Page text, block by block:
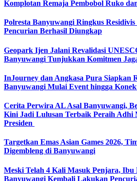
Komplotan Remaja Pembobol Ruko
Polresta Banyuwangi Ringkus
Pencurian Berhasil Diungkap
Geopark Ijen Jalani Revalidasi
Banyuwangi Tunjukkan Komitmen
InJourney dan Angkasa Pura Siapkan
Banyuwangi Mulai Event hingga
Cerita Perwira AL Asal Banyuwangi,
Kini Jadi Lulusan Terbaik Peraih Adhi
Presiden
Targetkan Emas Asian Games 2026,
Digembleng di Banyuwangi
Meski Telah 4 Kali Masuk Penjara, Ibu
Banyuwangi Kembali Lakukan